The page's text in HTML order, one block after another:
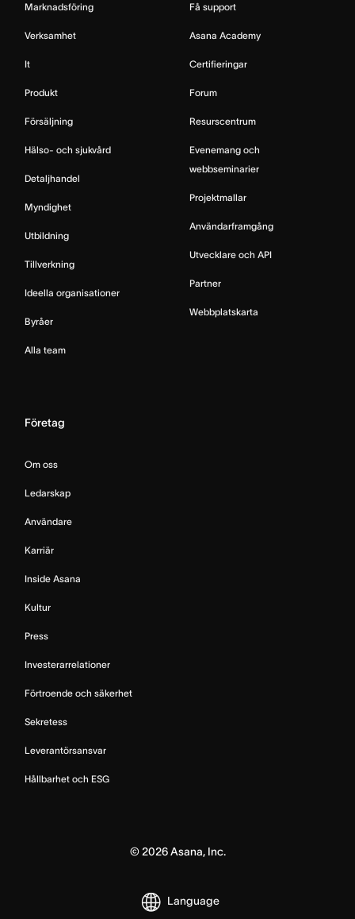
Marknadsföring
Verksamhet
It
Produkt
Försäljning
Hälso- och sjukvård
Detaljhandel
Myndighet
Utbildning
Tillverkning
Ideella organisationer
Byråer
Alla team
Få support
Asana Academy
Certifieringar
Forum
Resurscentrum
Evenemang och
webbseminarier
Projektmallar
Användarframgång
Utvecklare och API
Partner
Webbplatskarta
Företag
Om oss
Ledarskap
Användare
Karriär
Inside Asana
Kultur
Press
Investerarrelationer
Förtroende och säkerhet
Sekretess
Leverantörsansvar
Hållbarhet och ESG
© 2026Asana, Inc.
Language